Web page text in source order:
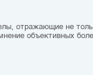
отражающие не
объективных